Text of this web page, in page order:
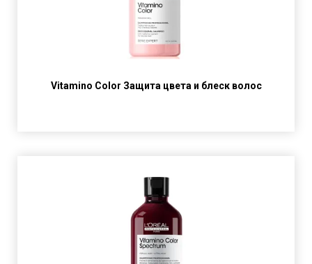
Vitamino Color Защита цвета и блеск волос